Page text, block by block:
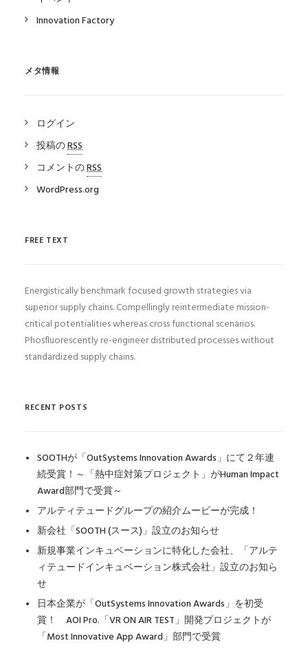
Innovation Factory
メタ情報
ログイン
投稿のRSS
コメントのRSS
WordPress.org
FREE TEXT
Energistically benchmark focused growth strategies via
superior supply chains. Compellingly reintermediate mission-
critical potentialities whereas cross functional scenarios.
Phosfluorescently re-engineer distributed processes without
standardized supply chains.
RECENT POSTS
SOOTHが「OutSystems Innovation Awards」にて２年連
続受賞！～「熱中症対策プロジェクト」がHuman Impact
Award部門で受賞～
アルティテュードグループの紹介ムービーが完成！
新会社「SOOTH (スース)」設立のお知らせ
新規事業インキュベーションに特化した会社、「アルテ
ィテュードインキュベーション株式会社」設立のお知ら
せ
日本企業が「OutSystems Innovation Awards」を初受
賞！ AOI Pro.「VR ON AIR TEST」開発プロジェクトが
「Most Innovative App Award」部門で受賞